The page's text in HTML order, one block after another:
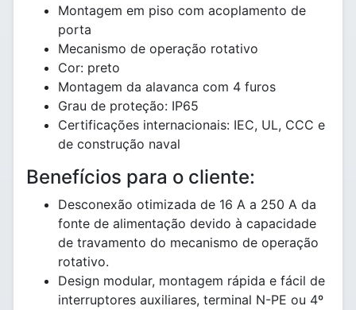
Montagem em piso com acoplamento de
porta
Mecanismo de operação rotativo
Cor: preto
Montagem da alavanca com 4 furos
Grau de proteção: IP65
Certificações internacionais: IEC, UL, CCC e
de construção naval
Benefícios para o cliente:
Desconexão otimizada de 16 A a 250 A da
fonte de alimentação devido à capacidade
de travamento do mecanismo de operação
rotativo.
Design modular, montagem rápida e fácil de
interruptores auxiliares, terminal N-PE ou 4º